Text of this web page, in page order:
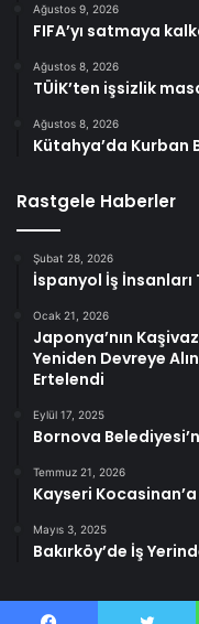
Ağustos 9, 2026
FIFA’yı satmaya
Ağustos 8, 2026
TÜİK’ten işsizlik
Ağustos 8, 2026
Kütahya’da Kurban
Rastgele Haberler
Şubat 28, 2026
İspanyol İş İnsanları
Ocak 21, 2026
Japonya’nın
Yeniden Devreye
Ertelendi
Eylül 17, 2025
Bornova
Temmuz 21, 2026
Kayseri Kocasinan’a
Mayıs 3, 2025
Bakırköy’de İş